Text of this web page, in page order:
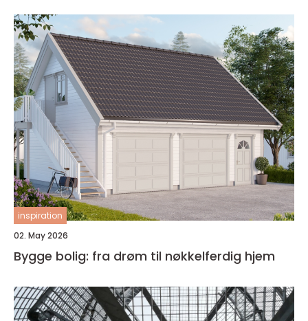
inspiration
02. May 2026
Bygge bolig: fra drøm til nøkkelferdig hjem